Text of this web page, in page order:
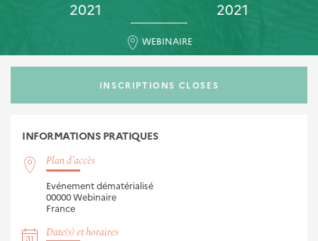
2021 2021
WEBINAIRE
INSCRIPTIONS CLOSES
INFORMATIONS PRATIQUES
Plan d'accès
Evénement dématérialisé
00000 Webinaire
France
Date(s) et horaires